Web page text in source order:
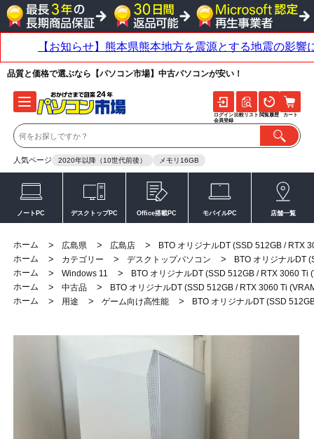
品質と価格で選ぶなら【パソコン市場】中古パソコンが安い！
人気ページ 2020年以降（10世代前後） メモリ16GB
ログイン
会員登録
比較リスト 閲覧履歴 カート
ノートPC デスクトップPC Office搭載PC モバイルPC 店舗一覧
ホーム > 広島県 > 広島店 >
BTO オリジナルDT (SSD 512GB / RTX
ホーム
> カテゴリー > デスクトップパソコン >
BTO オリジナルDT
ホーム
> Windows 11 >
BTO オリジナルDT (SSD 512GB / RTX 3060 Ti
ホーム
> 中古品 >
BTO オリジナルDT (SSD 512GB / RTX 3060 Ti
ホーム
> 用途 > ゲーム向け高性能 > BTO オリジナルDT (SSD